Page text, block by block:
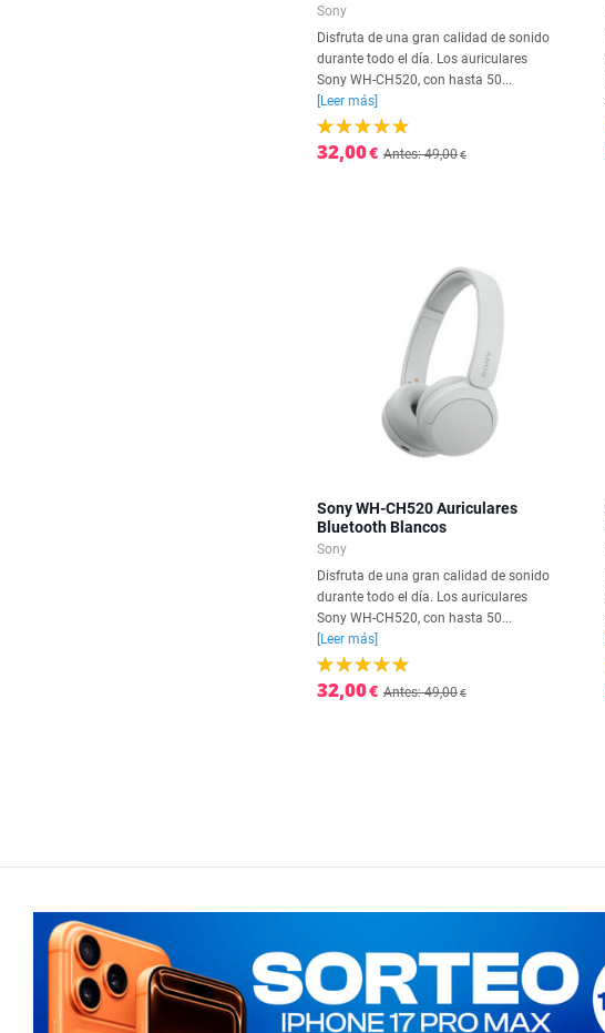
Sony
Disfruta de una gran calidad de sonido
durante todo el día. Los auriculares
Sony WH-CH520, con hasta 50...
[Leer más]
32,00€ Antes: 49,00€
Sony WH-CH520 Auriculares
Bluetooth Blancos
Sony
Disfruta de una gran calidad de sonido
durante todo el día. Los auriculares
Sony WH-CH520, con hasta 50...
[Leer más]
32,00€ Antes: 49,00€